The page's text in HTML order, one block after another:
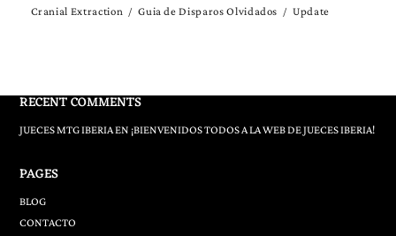
Cranial Extraction Guia de Disparos Olvidados Update
RECENT COMMENTS
JUECES MTG IBERIAEN ¡BIENVENIDOS TODOS A LA WEB DE JUECES IBERIA!
PAGES
BLOG
CONTACTO